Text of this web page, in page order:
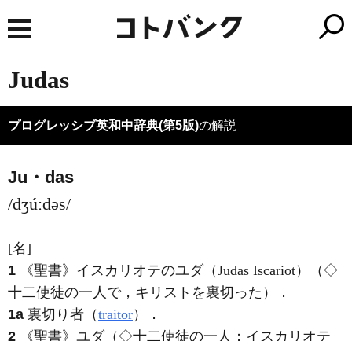
Judas
プログレッシブ英和中辞典(第5版)の解説
Ju・das
/dʒúːdəs/
[名]
1
《聖書》 イスカリオテのユダ（Judas Iscariot）（◇
十二使徒の一人で，キリストを裏切った）
．
1a 裏切り者（traitor）
．
2
《聖書》 ユダ（◇十二使徒の一人；イスカリオテ